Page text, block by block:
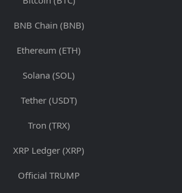
BNB Chain (BNB)
Ethereum (ETH)
Solana (SOL)
Tether (USDT)
Tron (TRX)
XRP Ledger (XRP)
Official TRUMP